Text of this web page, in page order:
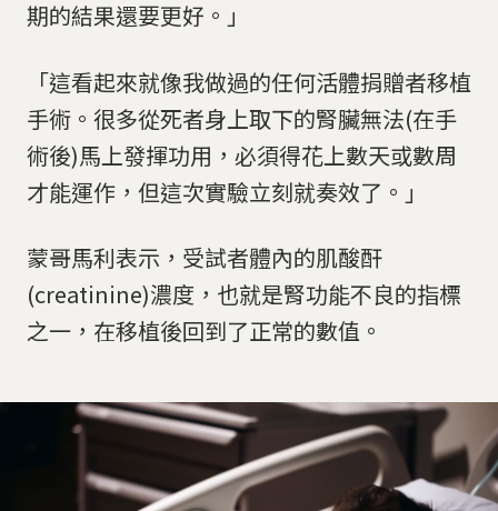
期的結果還要更好。」
「這看起來就像我做過的任何活體捐贈者移植
手術。很多從死者身上取下的腎臟無法(在手
術後)馬上發揮功用，必須得花上數天或數周
才能運作，但這次實驗立刻就奏效了。」
蒙哥馬利表示，受試者體內的肌酸酐
(creatinine)濃度，也就是腎功能不良的指標
之一，在移植後回到了正常的數值。